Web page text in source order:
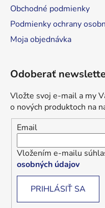
Obchodné podmienky
Podmienky ochrany
Moja objednávka
Odoberať
Vložte svoj e-mail a my
o nových produktoch na
Email
Vložením e-mailu
osobných údajov
PRIHLÁSIŤ SA